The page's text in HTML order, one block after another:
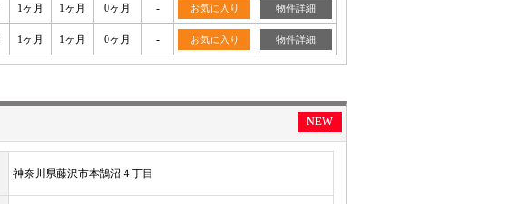
1ヶ月 1ヶ月 0ヶ月 - お気に入り 物件詳細
1ヶ月 1ヶ月 0ヶ月 - お気に入り 物件詳細
NEW
神奈川県藤沢市本鵠沼４丁目